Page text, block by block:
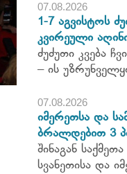
07.08.2026
1-7 აგვისტოს
კვირეული
ძუძუთი კვება
– ის
07.08.2026
იმერეთსა და
ბრალდებით 3
შინაგან
სვანეთისა და